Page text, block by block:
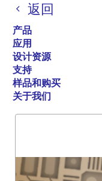
返回
产品
应用
设计资源
支持
样品和购买
关于我们
屑过时
FIFO 72240
概述